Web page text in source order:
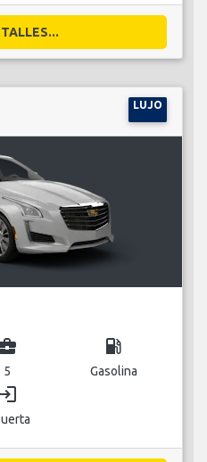
LUJO
5
local_gas_station
Gasolina